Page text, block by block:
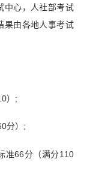
中心，人社部考试
果由各地人事考试
）;
分）;
准66分（满分110